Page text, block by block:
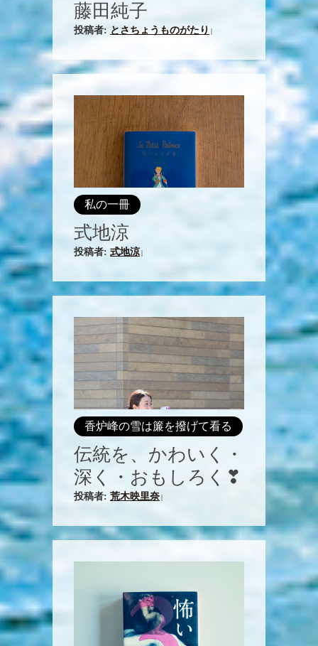
藤田純子
投稿者: とさちょうものがたり
私の一冊
式地涼
投稿者: 式地涼
香炉峰の雪は簾を撥げて看る
伝統を、かわいく・
深く・おもしろく❣
投稿者: 荒木映里奈